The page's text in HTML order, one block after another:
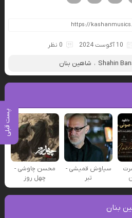
پست قبلی
10 آگوست 2024 0 نظر
Shahin ، شاهین بنان
سیاوش قمیشی -
تبر
محسن چاوشی -
چهل روز
بنان